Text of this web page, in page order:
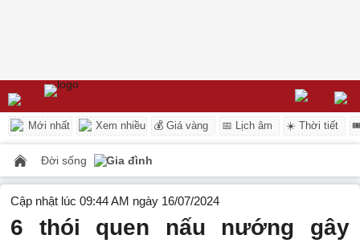
Mới nhất Xem nhiều 💰 Giá vàng 📅 Lịch âm ☀️ Thời tiết
Đời sống Gia đình
Cập nhật lúc 09:44 AM ngày 16/07/2024
6 thói quen nấu nướng gây